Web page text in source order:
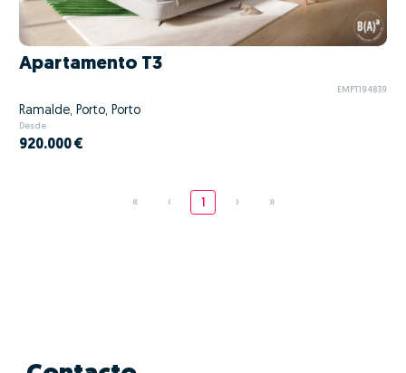
Apartamento T3
EMPT194839
Ramalde, Porto, Porto
Desde
920.000 €
« ‹ 1 › »